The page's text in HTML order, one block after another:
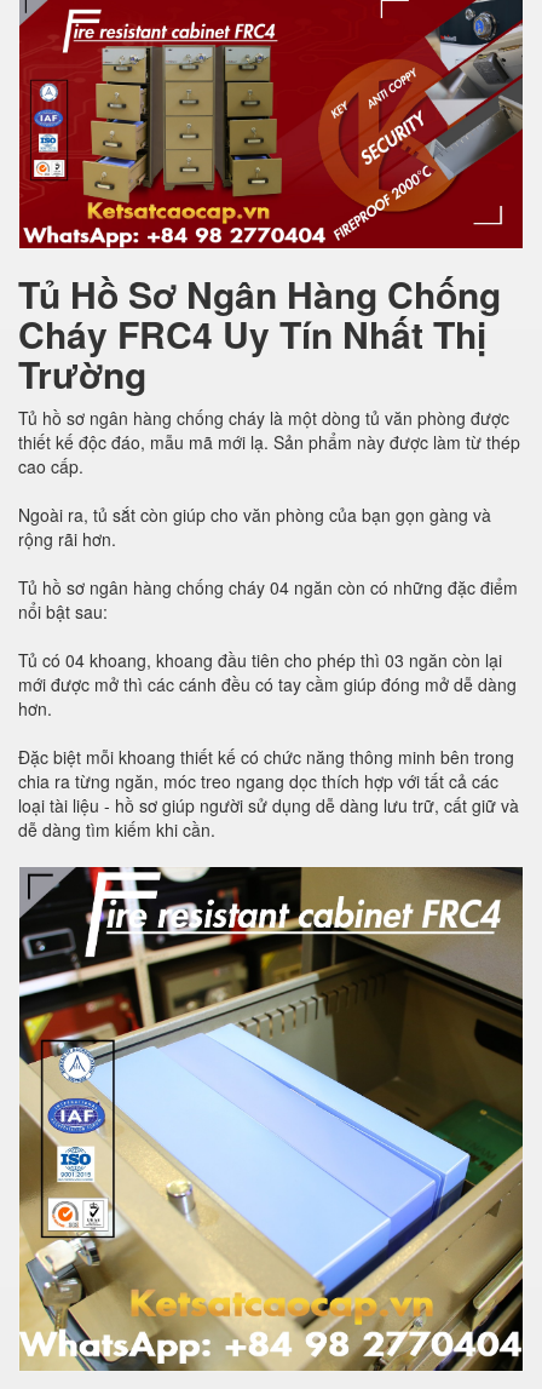
Tủ Hồ Sơ Ngân Hàng Chống
Cháy FRC4 Uy Tín Nhất Thị
Trường
Tủ hồ sơ ngân hàng chống cháy là một dòng tủ văn phòng được
thiết kế độc đáo, mẫu mã mới lạ. Sản phẩm này được làm từ thép
cao cấp.
Ngoài ra, tủ sắt còn giúp cho văn phòng của bạn gọn gàng và
rộng rãi hơn.
Tủ hồ sơ ngân hàng chống cháy 04 ngăn còn có những đặc điểm
nổi bật sau:
Tủ có 04 khoang, khoang đầu tiên cho phép thì 03 ngăn còn lại
mới được mở thì các cánh đều có tay cầm giúp đóng mở dễ dàng
hơn.
Đặc biệt mỗi khoang thiết kế có chức năng thông minh bên trong
chia ra từng ngăn, móc treo ngang dọc thích hợp với tất cả các
loại tài liệu - hồ sơ giúp người sử dụng dễ dàng lưu trữ, cất giữ và
dễ dàng tìm kiếm khi cần.